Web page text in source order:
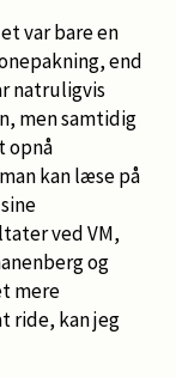
var bare en
end
natruligvis
men samtidig
opnå
kan læse på
ved VM,
og
mere
ride, kan jeg